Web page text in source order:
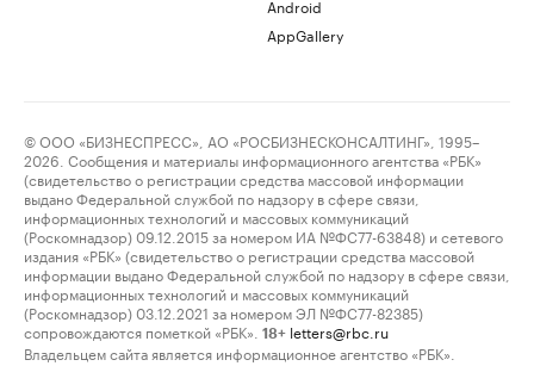
Android
AppGallery
© ООО «БИЗНЕСПРЕСС», АО «РОСБИЗНЕСКОНСАЛТИНГ», 1995–
2026. Сообщения и материалы информационного агентства «РБК»
(свидетельство о регистрации средства массовой информации
выдано Федеральной службой по надзору в сфере связи,
информационных технологий и массовых коммуникаций
(Роскомнадзор) 09.12.2015 за номером ИА №ФС77-63848) и сетевого
издания «РБК» (свидетельство о регистрации средства массовой
информации выдано Федеральной службой по надзору в сфере связи,
информационных технологий и массовых коммуникаций
(Роскомнадзор) 03.12.2021 за номером ЭЛ №ФС77-82385)
сопровождаются пометкой «РБК».
18+ letters@rbc.ru
Владельцем сайта является информационное агентство «РБК».